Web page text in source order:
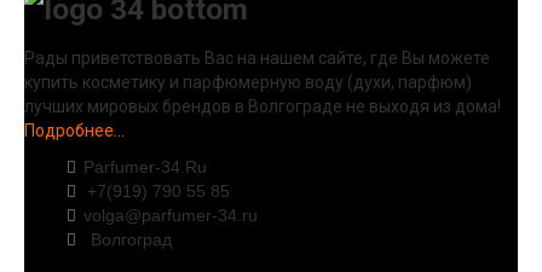
Рады приветствовать Вас на нашем сайте, где Вы можете
купить косметику и парфюмерную воду (духи, парфюм)
лучших мировых брендов в Волгограде не выходя из дома!
Подробнее...
Parfumer-34.Ru
+7(919) 790 55 85
volga@parfumer-34.ru
Волгоград